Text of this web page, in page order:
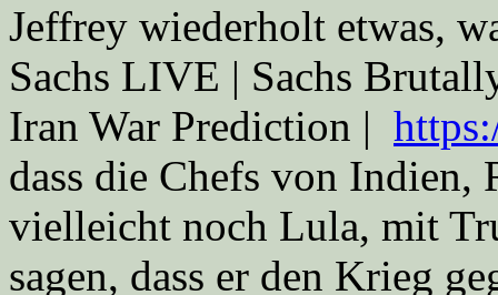
Jeffrey wiederholt etwas,
Sachs LIVE | Sachs
Iran War Prediction |
dass die Chefs von Indien,
vielleicht noch Lula, mit
sagen, dass er den Krieg